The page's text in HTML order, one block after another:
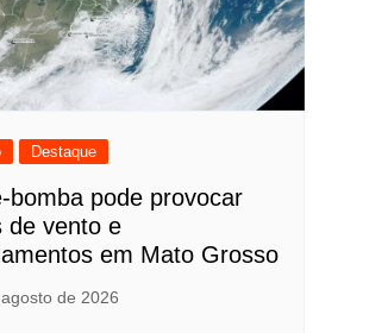
Destaque
bomba pode provocar
de vento e
em Mato Grosso
de 2026